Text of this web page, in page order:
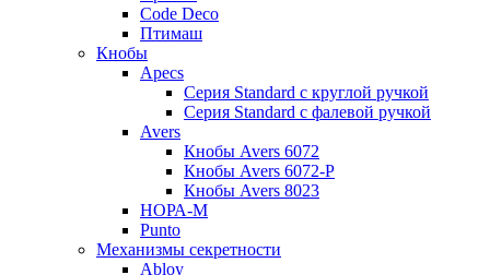
Code Deco
Птимаш
Кнобы
Apecs
Серия Standard с круглой ручкой
Серия Standard с фалевой ручкой
Avers
Кнобы Avers 6072
Кнобы Avers 6072-P
Кнобы Avers 8023
НОРА-М
Punto
Механизмы секретности
Abloy